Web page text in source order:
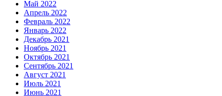
Май 2022
Апрель 2022
Февраль 2022
Январь 2022
Декабрь 2021
Ноябрь 2021
Октябрь 2021
Сентябрь 2021
Август 2021
Июль 2021
Июнь 2021